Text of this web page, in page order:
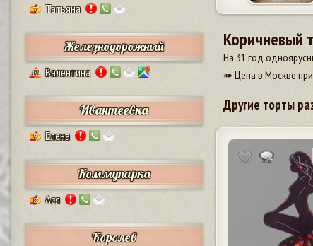
7 Татьяна
Железнодорожный
17 Валентина
Ивантеевка
9 Елена
Коммунарка
8 Ася
Королев
Коричневый
На 31 год
➠ Цена в Москве
Другие торты